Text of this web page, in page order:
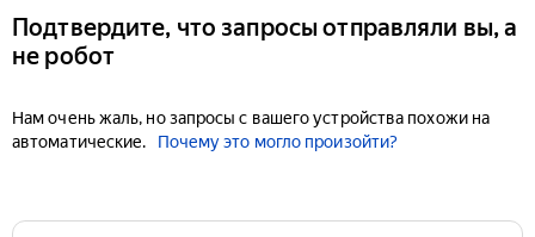
Подтвердите, что запросы отправляли вы, а
не робот
Нам очень жаль, но запросы с вашего устройства похожи на
автоматические.
Почему это могло произойти?